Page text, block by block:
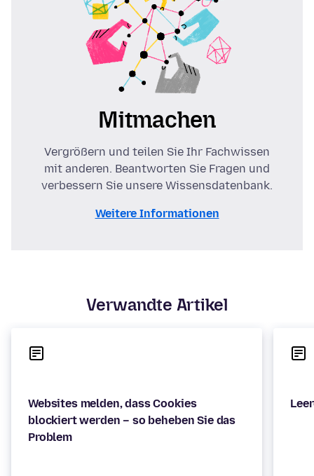
Mitmachen
Vergrößern und teilen Sie Ihr Fachwissen
mit anderen. Beantworten Sie Fragen und
verbessern Sie unsere Wissensdatenbank.
Weitere Informationen
Verwandte Artikel
Websites melden, dass Cookies
blockiert werden – so beheben Sie das
Problem